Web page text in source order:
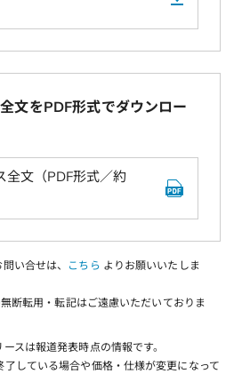
文をPDF形式でダウンロー
全文（PDF形式／約
い合せは、 こちら よりお願いいたしま
断転用・転記はご遠慮いただいておりま
スは報道発表時点の情報です。
了している場合や価格・仕様が変更になって